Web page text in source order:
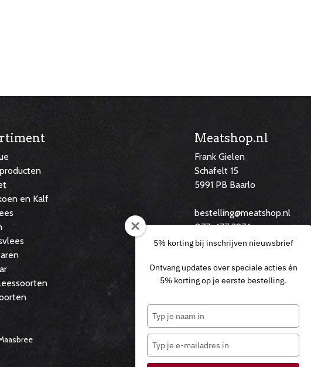
en Kalf
Meatshop.nl
Frank Gielen
Schafelt 15
5991 PB Baarlo
bestelling@meatshop.nl
077-477 3974
06 29 14 60 46
5% korting bij inschrijven nieuwsbrief
Ontvang updates over speciale acties én
5% korting op je eerste bestelling.
naam
in